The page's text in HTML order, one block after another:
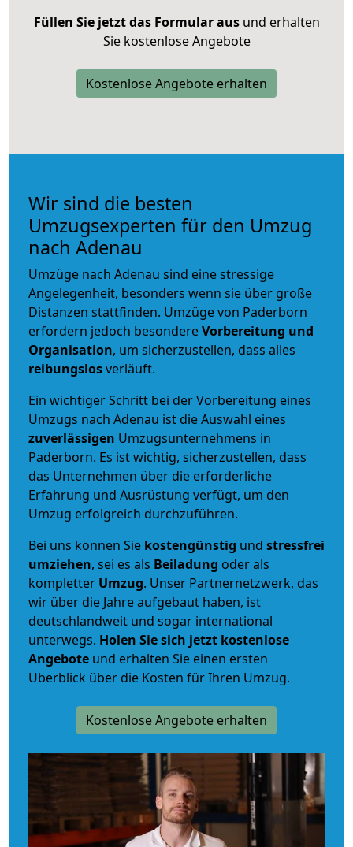
Füllen Sie jetzt das Formular ausund erhalten
Sie kostenlose Angebote
Kostenlose Angebote erhalten
Wir sind die besten
Umzugsexperten für den Umzug
nach Adenau
Umzüge nach Adenau sind eine stressige
Angelegenheit, besonders wenn sie über große
Distanzen stattfinden. Umzüge von Paderborn
erfordern jedoch besondereVorbereitung und
Organisation, um sicherzustellen, dass alles
reibungslosverläuft.
Ein wichtiger Schritt bei der Vorbereitung eines
Umzugs nach Adenau ist die Auswahl eines
zuverlässigen Umzugsunternehmens in
Paderborn. Es ist wichtig, sicherzustellen, dass
das Unternehmen über die erforderliche
Erfahrung und Ausrüstung verfügt, um den
Umzug erfolgreich durchzuführen.
Bei uns können Sie kostengünstig und stressfrei
umziehen, sei es als Beiladung oder als
kompletter Umzug. Unser Partnernetzwerk, das
wir über die Jahre aufgebaut haben, ist
deutschlandweit und sogar international
unterwegs. Holen Sie sich jetzt kostenlose
Angebote und erhalten Sie einen ersten
Überblick über die Kosten für Ihren Umzug.
Kostenlose Angebote erhalten